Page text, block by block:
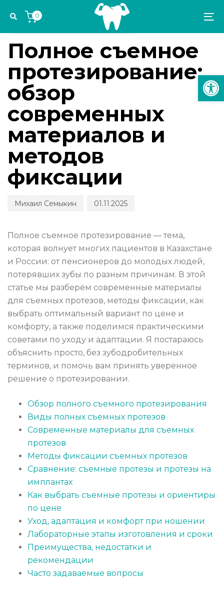
links
navigation
content
0
IN:
ИМПЛАНТОЛОГИЯ И ОРТОПЕДИЯ
Полное съемное
протезирование:
обзор
современных
материалов и
методов
фиксации
Михаил Семыкин
on:
01.11.2025
Полное съемное протезирование — тема,
которая волнует многих пациентов в Казахстане
и России: от пенсионеров до молодых людей,
потерявших зубы по разным причинам. В этой
статье мы разберём современные материалы
для съемных протезов, методы фиксации, как
выбрать оптимальный вариант по цене и
комфорту, а также поделимся практическими
советами по уходу и адаптации. Я постараюсь
объяснить просто, без зубодробительных
терминов, и помочь вам принять уверенное
решение о протезировании.
Обзор полного съемного протезирования
Виды полных съемных протезов
Современные материалы для съемных
протезов
Методы фиксации съемных протезов
Сравнение: съемные протезы и протезы на
имплантах
Как выбрать съемные протезы и ориентиры
по цене
Уход, адаптация и комфорт при ношении
Лабораторные этапы изготовления и сроки
Преимущества, недостатки и
рекомендации
Часто задаваемые вопросы